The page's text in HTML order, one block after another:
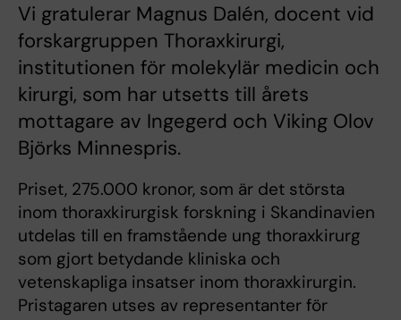
Vi gratulerar Magnus Dalén, docent vid
forskargruppen Thoraxkirurgi,
institutionen för molekylär medicin och
kirurgi, som har utsetts till årets
mottagare av Ingegerd och Viking Olov
Björks Minnespris.
Priset, 275.000 kronor, som är det största
inom thoraxkirurgisk forskning i Skandinavien
utdelas till en framstående ung thoraxkirurg
som gjort betydande kliniska och
vetenskapliga insatser inom thoraxkirurgin.
Pristagaren utses av representanter för